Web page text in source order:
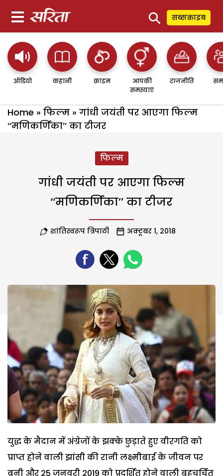
⚲ सब्सक्राइब
ऑडियो कहानी क्राइम
आपकी
समस्याएं
राजनीति
Home » फिल्म » गांधी जयंती पर आएगा फिल्म
‘‘मणिकर्णिका’’ का टीजर
फिल्म
गांधी जयंती पर आएगा फिल्म
‘‘मणिकर्णिका’’ का टीजर
शांतिस्वरूप त्रिपाठी अक्टूबर 1, 2018
युद्ध के मैदान में अंग्रेजों के झक्के छुड़ाते हुए वीरगति को
प्राप्त होने वाली झांसी की रानी लक्ष्मीबाई के जीवन पर
बनी और 25 जनवरी 2019 को प्रदर्शित होने वाली बहुचर्चित